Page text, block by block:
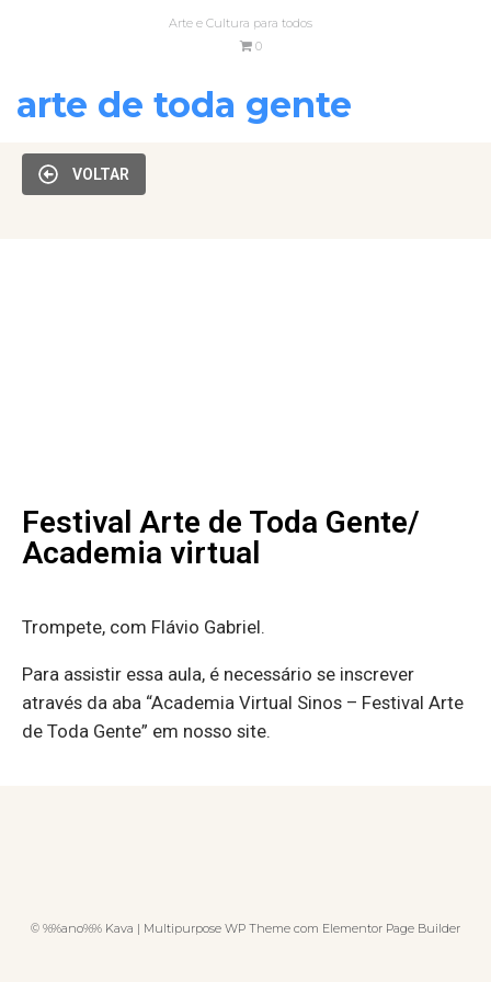
Arte e Cultura para todos
0
arte de toda gente
VOLTAR
Festival Arte de Toda Gente/
Academia virtual
Trompete, com Flávio Gabriel.
Para assistir essa aula, é necessário se inscrever
através da aba “Academia Virtual Sinos – Festival Arte
de Toda Gente” em nosso site.
© %%ano%% Kava | Multipurpose WP Theme com Elementor Page Builder